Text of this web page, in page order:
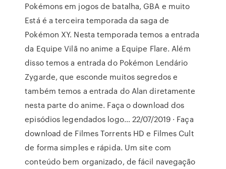
Pokémons em jogos de batalha, GBA e muito
Está é a terceira temporada da saga de
Pokémon XY. Nesta temporada temos a entrada
da Equipe Vilã no anime a Equipe Flare. Além
disso temos a entrada do Pokémon Lendário
Zygarde, que esconde muitos segredos e
também temos a entrada do Alan diretamente
nesta parte do anime. Faça o download dos
episódios legendados logo… 22/07/2019 · Faça
download de Filmes Torrents HD e Filmes Cult
de forma simples e rápida. Um site com
conteúdo bem organizado, de fácil navegação